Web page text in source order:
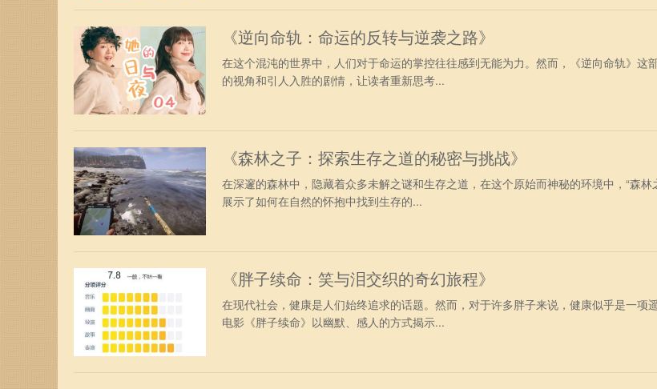
《逆向命轨：命运的反转与逆袭之路》
在这个混沌的世界中，人们对于命运的掌控往往感到无能为力。然而，《逆向命轨》这
的视角和引人入胜的剧情，让读者重新思考...
《森林之子：探索生存之道的秘密与挑战》
在深邃的森林中，隐藏着众多未解之谜和生存之道，在这个原始而神秘的环境中，“森林
展示了如何在自然的怀抱中找到生存的...
《胖子续命：笑与泪交织的奇幻旅程》
在现代社会，健康是人们始终追求的话题。然而，对于许多胖子来说，健康似乎是一项
电影《胖子续命》以幽默、感人的方式揭示...